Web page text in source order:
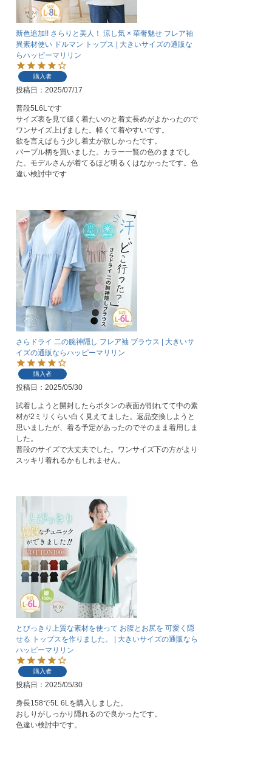
新色追加!! さらりと美人！ 涼し気 × 華奢魅せ フレア袖
異素材使い ドルマン トップス | 大きいサイズの通販な
らハッピーマリリン
購入者
投稿日 2025/07/17
普段5L6Lです
サイズ表を見て緩く着たいのと着丈長めがよかったので
ワンサイズ上げました。軽くて着やすいです。
欲を言えばもう少し着丈が欲しかったです。
パープル柄を買いました。カラー一覧の色のままでし
た。モデルさんが着てるほど明るくはなかったです。色
違い検討中です
さらドライ 二の腕神隠し フレア袖 ブラウス | 大きいサ
イズの通販ならハッピーマリリン
購入者
投稿日 2025/05/30
試着しようと開封したらボタンの表面が削れてて中の素
材が2ミリくらい白く見えてました。返品交換しようと
思いましたが、着る予定があったのでそのまま着用しま
した。
普段のサイズで大丈夫でした。ワンサイズ下の方がより
スッキリ着れるかもしれません。
とびっきり上質な素材を使って お腹とお尻を 可愛く隠
せる トップスを作りました。 | 大きいサイズの通販なら
ハッピーマリリン
購入者
投稿日 2025/05/30
身長158で5L 6Lを購入しました。
おしりがしっかり隠れるので良かったです。
色違い検討中です。